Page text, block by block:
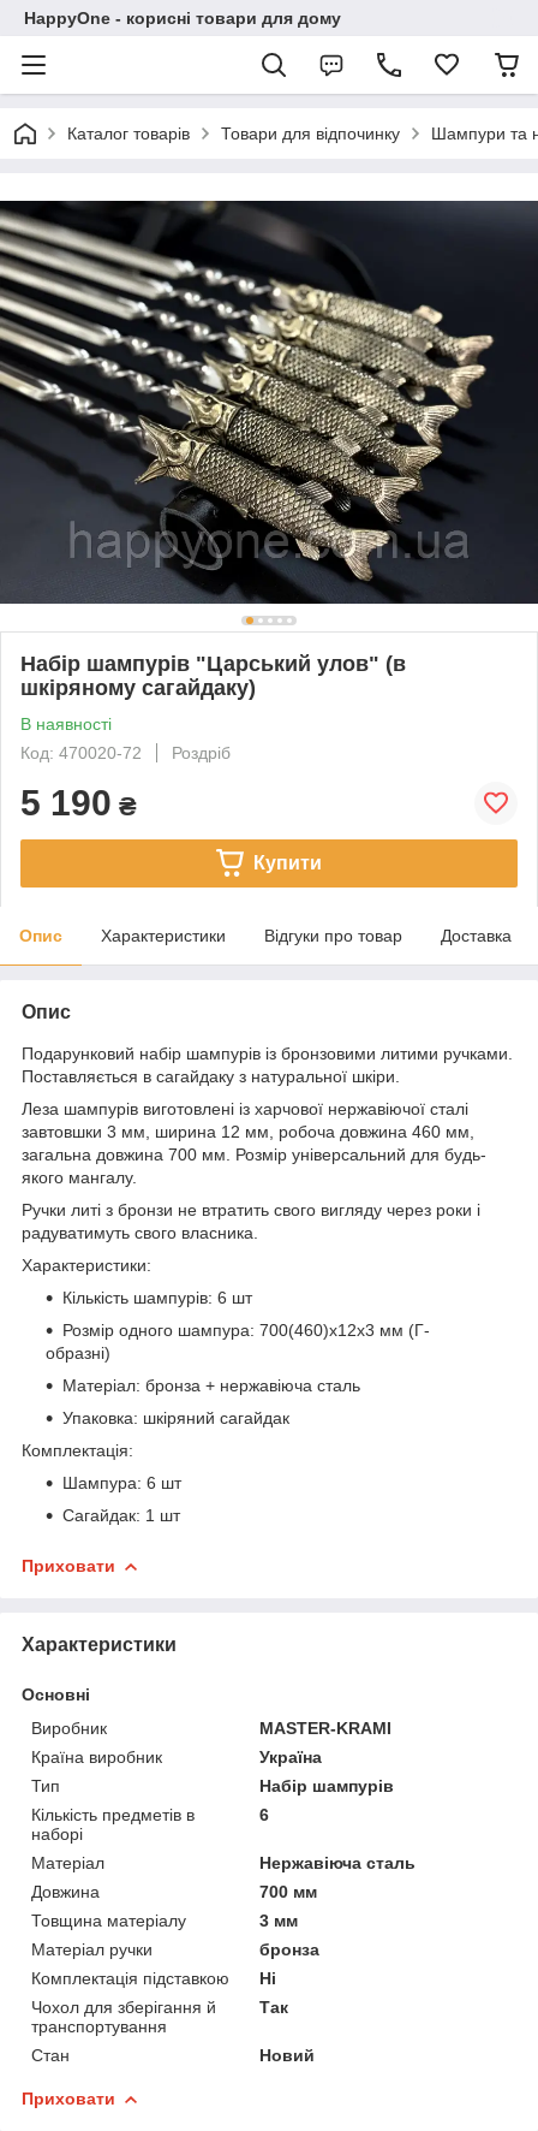
HappyOne - корисні товари для дому
Каталог товарів Товари для відпочинку Шампури та
Набір шампурів "Царський улов" (в
шкіряному сагайдаку)
В наявності
Код: 470020-72
Роздріб
5 190 ₴
Купити
Опис Характеристики Відгуки про товар Доставка
Опис
Подарунковий набір шампурів із бронзовими литими ручками.
Поставляється в сагайдаку з натуральної шкіри.
Леза шампурів виготовлені із харчової нержавіючої сталі
завтовшки 3 мм, ширина 12 мм, робоча довжина 460 мм,
загальна довжина 700 мм. Розмір універсальний для будь-
якого мангалу.
Ручки литі з бронзи не втратить свого вигляду через роки і
радуватимуть свого власника.
Характеристики:
Кількість шампурів: 6 шт
Розмір одного шампура: 700(460)х12х3 мм (Г-
образні)
Матеріал: бронза + нержавіюча сталь
Упаковка: шкіряний сагайдак
Комплектація:
Шампура: 6 шт
Сагайдак: 1 шт
Приховати
Характеристики
Основні
Виробник
MASTER-KRAMI
Країна виробник
Україна
Тип
Набір шампурів
Кількість предметів в
наборі
6
Матеріал
Нержавіюча сталь
Довжина
700 мм
Товщина матеріалу
3 мм
Матеріал ручки
бронза
Комплектація підставкою
Ні
Чохол для зберігання й
транспортування
Так
Стан Новий
Приховати